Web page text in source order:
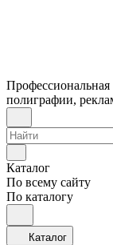
полиграфии,
Каталог
По всему сайту
По каталогу
Каталог